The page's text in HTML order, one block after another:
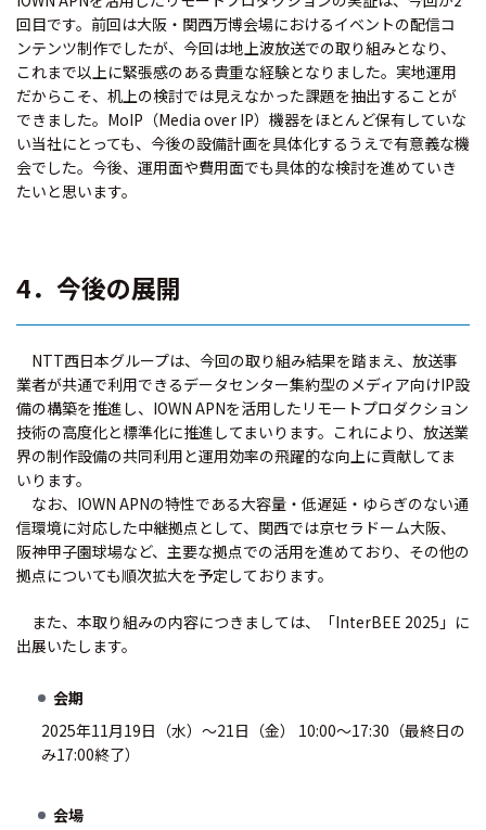
回目です。前回は大阪・関西万博会場におけるイベントの配信コ
ンテンツ制作でしたが、今回は地上波放送での取り組みとなり、
これまで以上に緊張感のある貴重な経験となりました。実地運用
だからこそ、机上の検討では見えなかった課題を抽出することが
できました。MoIP（Media over IP）機器をほとんど保有していな
い当社にとっても、今後の設備計画を具体化するうえで有意義な機
会でした。今後、運用面や費用面でも具体的な検討を進めていき
たいと思います。
4．今後の展開
NTT西日本グループは、今回の取り組み結果を踏まえ、放送事
業者が共通で利用できるデータセンター集約型のメディア向けIP設
備の構築を推進し、IOWN APNを活用したリモートプロダクション
技術の高度化と標準化に推進してまいります。これにより、放送業
界の制作設備の共同利用と運用効率の飛躍的な向上に貢献してま
いります。
なお、IOWN APNの特性である大容量・低遅延・ゆらぎのない通
信環境に対応した中継拠点として、関西では京セラドーム大阪、
阪神甲子園球場など、主要な拠点での活用を進めており、その他の
拠点についても順次拡大を予定しております。
また、本取り組みの内容につきましては、「InterBEE 2025」に
出展いたします。
会期
2025年11月19日（水）～21日（金） 10:00～17:30（最終日の
み17:00終了）
会場